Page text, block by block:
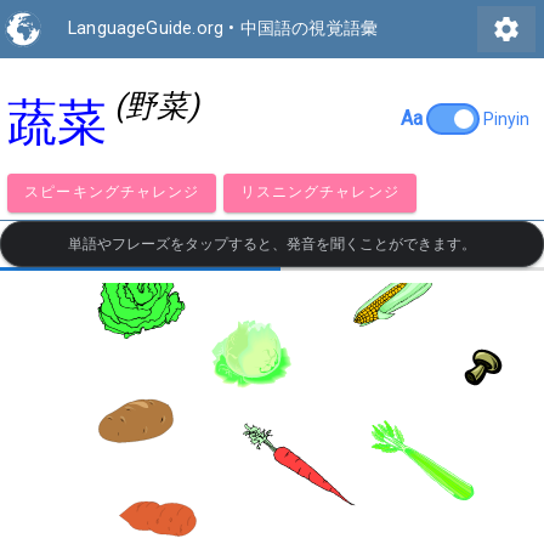
LanguageGuide.org • 中国語の視覚語彙 settings
蔬菜 (野菜) Aa Pinyin
スピーキングチャレンジ リスニングチャレンジ
単語やフレーズをタップすると、発音を聞くことができます。